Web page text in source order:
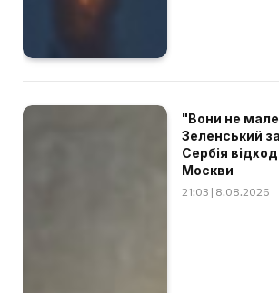
"Вони не
Зеленський
Сербія
Москви
21:03 | 8.08.2026